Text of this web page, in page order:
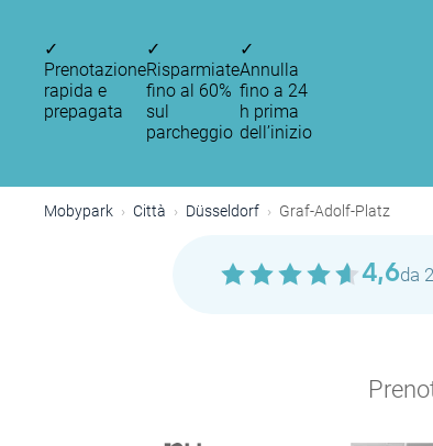
✓
Prenotazione
rapida e
prepagata
✓
Risparmiate
fino al 60%
sul
parcheggio
✓
Annulla
fino a 24
h prima
dell’inizio
Mobypark Città Düsseldorf Graf-Adolf-Platz
4,6da